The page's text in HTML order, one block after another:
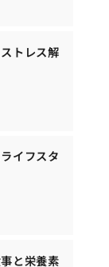
トレス解
イフスタ
と栄養素